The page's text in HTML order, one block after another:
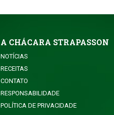
A CHÁCARA STRAPASSON
NOTÍCIAS
RECEITAS
CONTATO
RESPONSABILIDADE
POLÍTICA DE PRIVACIDADE